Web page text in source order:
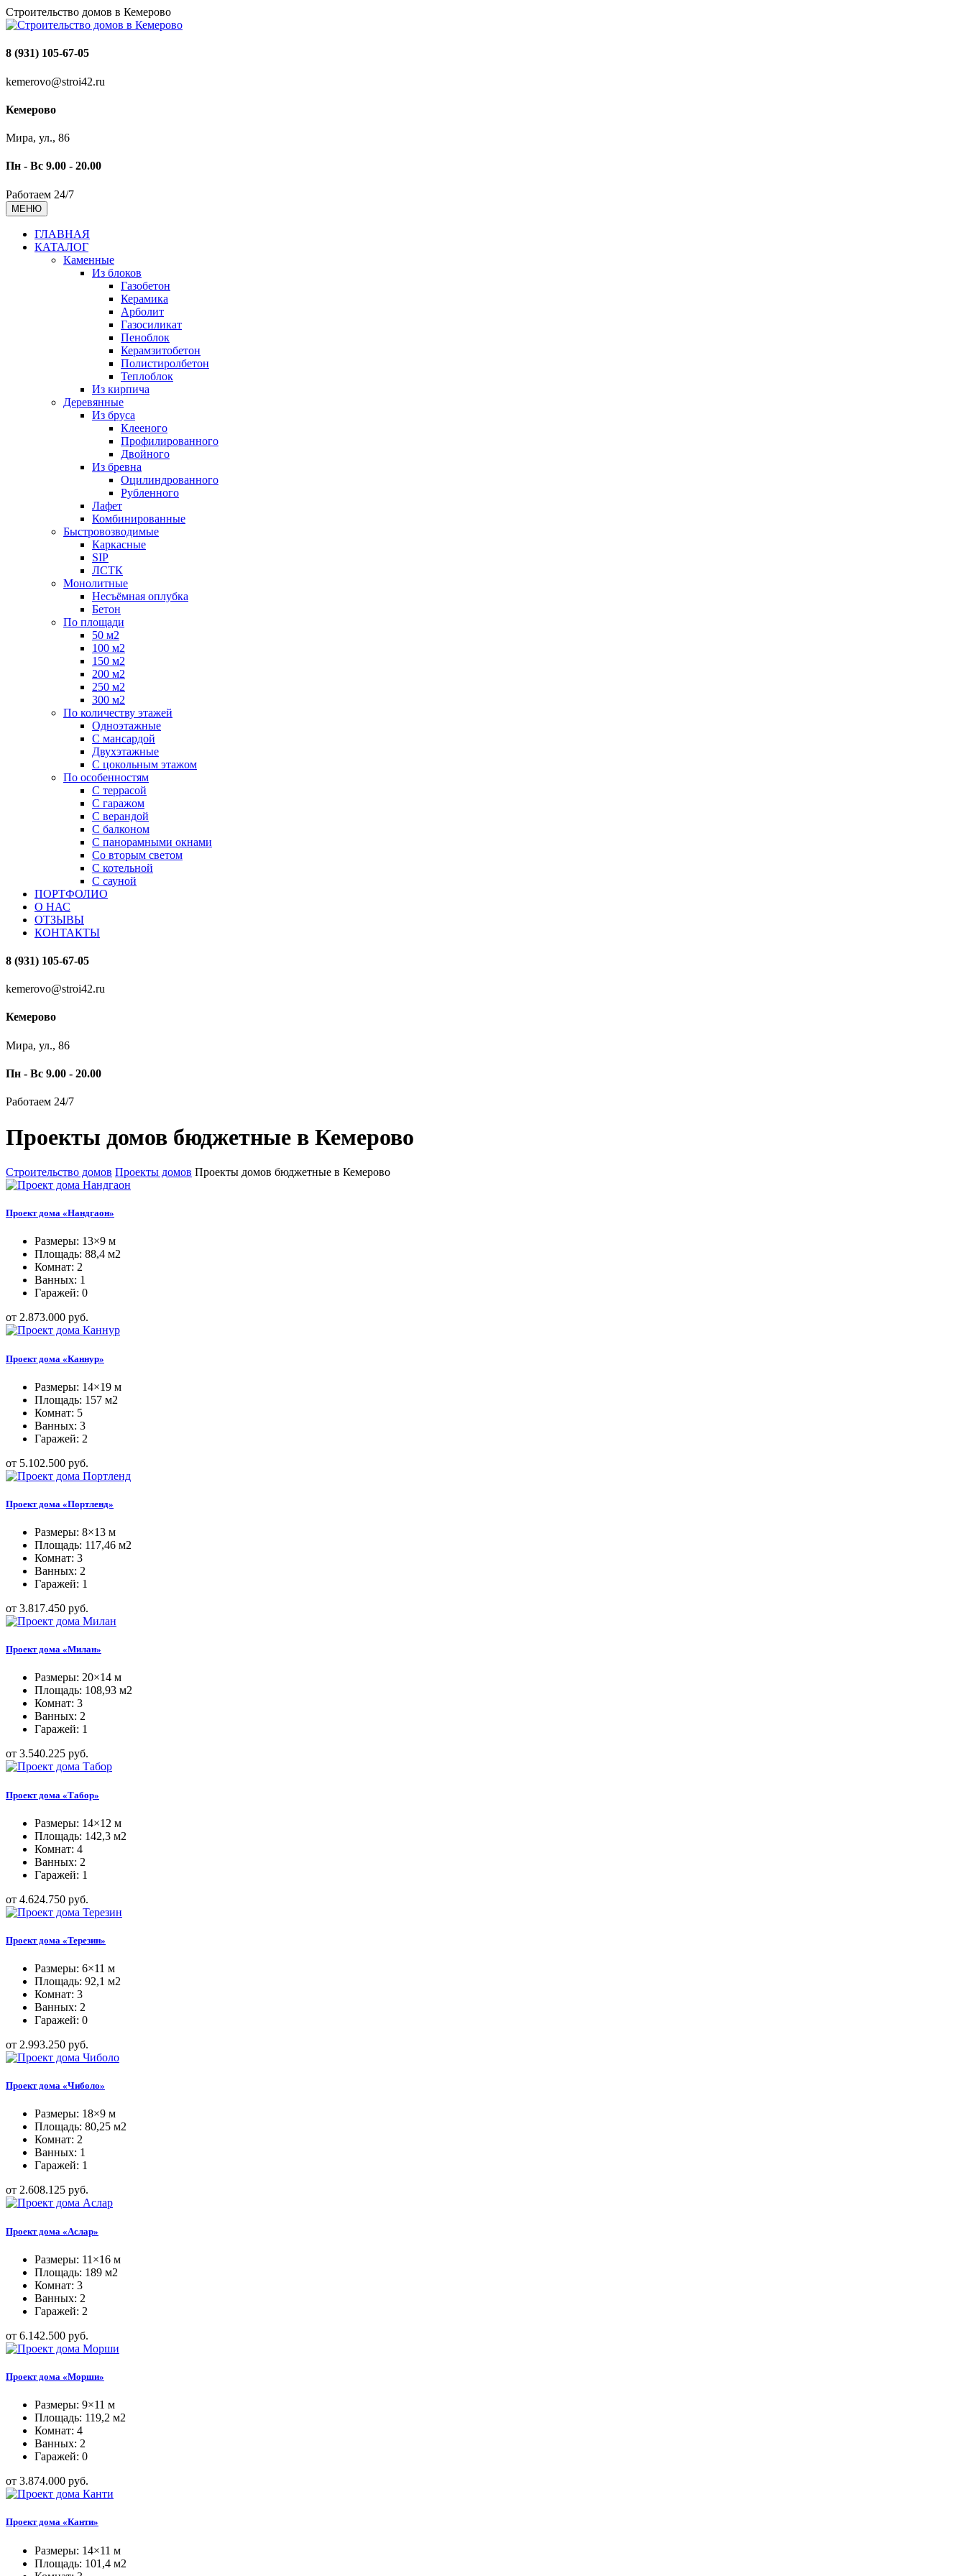
Строительство домов в Кемерово
8 (931) 105-67-05
kemerovo@stroi42.ru
Кемерово
Мира, ул., 86
Пн - Вс 9.00 - 20.00
Работаем 24/7
МЕНЮ
ГЛАВНАЯ
КАТАЛОГ
Каменные
Из блоков
Газобетон
Керамика
Арболит
Газосиликат
Пеноблок
Керамзитобетон
Полистиролбетон
Теплоблок
Из кирпича
Деревянные
Из бруса
Клееного
Профилированного
Двойного
Из бревна
Оцилиндрованного
Рубленного
Лафет
Комбинированные
Быстровозводимые
Каркасные
SIP
ЛСТК
Монолитные
Несъёмная оплубка
Бетон
По площади
50 м2
100 м2
150 м2
200 м2
250 м2
300 м2
По количеству этажей
Одноэтажные
С мансардой
Двухэтажные
С цокольным этажом
По особенностям
С террасой
С гаражом
С верандой
С балконом
С панорамными окнами
Со вторым светом
С котельной
С сауной
ПОРТФОЛИО
О НАС
ОТЗЫВЫ
КОНТАКТЫ
8 (931) 105-67-05
kemerovo@stroi42.ru
Кемерово
Мира, ул., 86
Пн - Вс 9.00 - 20.00
Работаем 24/7
Проекты домов бюджетные в Кемерово
Строительство домов Проекты домов Проекты домов бюджетные в Кемерово
Проект дома «Нандгаон»
Размеры: 13×9 м
Площадь: 88,4 м2
Комнат: 2
Ванных: 1
Гаражей: 0
от 2.873.000 руб.
Проект дома «Каннур»
Размеры: 14×19 м
Площадь: 157 м2
Комнат: 5
Ванных: 3
Гаражей: 2
от 5.102.500 руб.
Проект дома «Портленд»
Размеры: 8×13 м
Площадь: 117,46 м2
Комнат: 3
Ванных: 2
Гаражей: 1
от 3.817.450 руб.
Проект дома «Милан»
Размеры: 20×14 м
Площадь: 108,93 м2
Комнат: 3
Ванных: 2
Гаражей: 1
от 3.540.225 руб.
Проект дома «Табор»
Размеры: 14×12 м
Площадь: 142,3 м2
Комнат: 4
Ванных: 2
Гаражей: 1
от 4.624.750 руб.
Проект дома «Терезин»
Размеры: 6×11 м
Площадь: 92,1 м2
Комнат: 3
Ванных: 2
Гаражей: 0
от 2.993.250 руб.
Проект дома «Чиболо»
Размеры: 18×9 м
Площадь: 80,25 м2
Комнат: 2
Ванных: 1
Гаражей: 1
от 2.608.125 руб.
Проект дома «Аслар»
Размеры: 11×16 м
Площадь: 189 м2
Комнат: 3
Ванных: 2
Гаражей: 2
от 6.142.500 руб.
Проект дома «Морши»
Размеры: 9×11 м
Площадь: 119,2 м2
Комнат: 4
Ванных: 2
Гаражей: 0
от 3.874.000 руб.
Проект дома «Канти»
Размеры: 14×11 м
Площадь: 101,4 м2